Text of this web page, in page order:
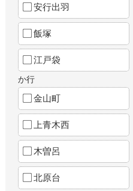
安行出羽
飯塚
江戸袋
か行
金山町
上青木西
木曽呂
北原台